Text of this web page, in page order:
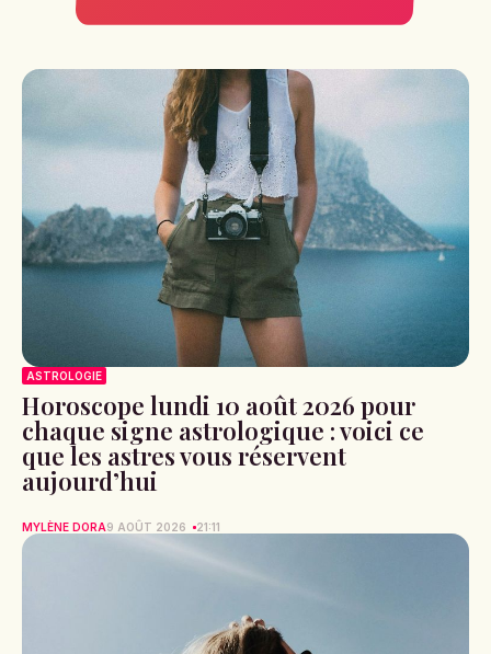
ASTROLOGIE
Horoscope lundi 10 août 2026 pour
chaque signe astrologique : voici ce
que les astres vous réservent
aujourd’hui
MYLÈNE DORA9 AOÛT 2026 21:11